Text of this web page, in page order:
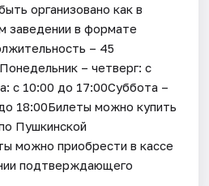
организовано как в
заведении в формате
– 45
– четверг: с
с 10:00 до 17:00Суббота –
18:00Билеты можно купить
Пушкинской
можно приобрести в кассе
подтверждающего